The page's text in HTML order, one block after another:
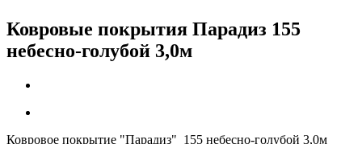
Ковровые покрытия Парадиз 155
небесно-голубой 3,0м
Ковровое покрытие "Парадиз" 155 небесно-голубой 3,0м